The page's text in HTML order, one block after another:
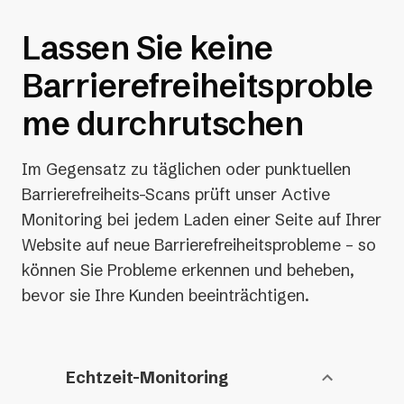
Lassen Sie keine
Barrierefreiheitsproble
me durchrutschen
Im Gegensatz zu täglichen oder punktuellen
Barrierefreiheits-Scans prüft unser Active
Monitoring bei jedem Laden einer Seite auf Ihrer
Website auf neue Barrierefreiheitsprobleme – so
können Sie Probleme erkennen und beheben,
bevor sie Ihre Kunden beeinträchtigen.
Echtzeit-Monitoring